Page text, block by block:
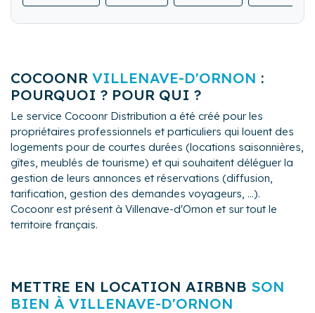
COCOONR VILLENAVE-D'ORNON :
POURQUOI ? POUR QUI ?
Le service Cocoonr Distribution a été créé pour les
propriétaires professionnels et particuliers qui louent des
logements pour de courtes durées (locations saisonnières,
gîtes, meublés de tourisme) et qui souhaitent déléguer la
gestion de leurs annonces et réservations (diffusion,
tarification, gestion des demandes voyageurs, ...).
Cocoonr est présent à Villenave-d'Ornon et sur tout le
territoire français.
METTRE EN LOCATION AIRBNB SON
BIEN À VILLENAVE-D'ORNON